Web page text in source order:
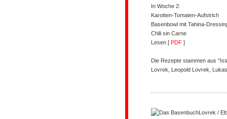
In Woche 2:
Karotten-Tomaten-Aufstrich
Basenbowl mit Tahina-
Chili sin Carne
Lesen [ PDF ]
Die Rezepte stammen aus
Lovrek, Leopold Lovrek,
Lovrek /